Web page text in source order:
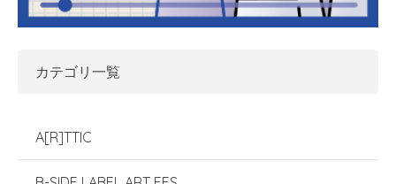
カテゴリ一覧
A[R]TTIC